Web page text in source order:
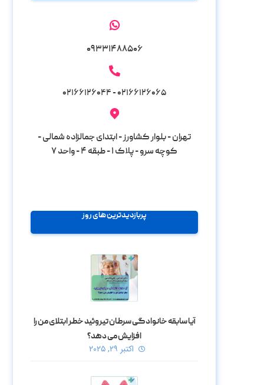
۰۹۳۳۱۴۸۸۵۰۶
۰۲۱۶۶۱۲۶۰۶۵ - ۰۲۱۶۶۱۲۶۰۴۴
تهران - بلوار کشاورز - ابتدای جمالزاده شمالی -
کوچه سرو - پلاک ۱ - طبقه ۴ - واحد ۷
پربازدیدترین های روز
آیا سابقه خانوادگی سرطان تیروئید خطر ابتلای من را
افزایش می‌ دهد؟
اکتبر ۲۹, ۲۰۲۵